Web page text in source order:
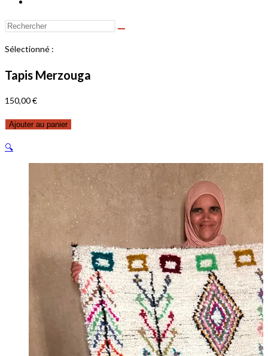
Sélectionné :
Tapis Merzouga
150,00€
quantité
Tapis
Ajouter au panier
🔍